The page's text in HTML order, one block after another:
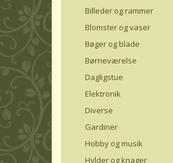
Billeder og rammer
Blomster og vaser
Bøger og blade
Børneværelse
Dagligstue
Elektronik
Diverse
Gardiner
Hobby og musik
Hylder og knager